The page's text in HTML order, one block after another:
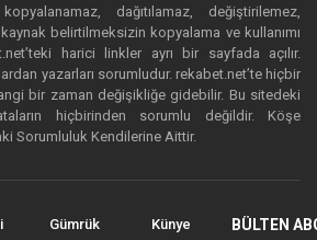
dağıtılamaz, değiştirilemez,
belirtilmeksizin kopyalama ve kullanımı
harici linkler ayrı bir sayfada açılır.
yazarları sorumludur. rekabet.net’te hiçbir
bir zaman değişikliğe gidebilir. Bu sitedeki
hiçbirinden sorumlu değildir. Köşe
Sorumluluk Kendilerine Aittir.
Gümrük Künye BÜLTEN